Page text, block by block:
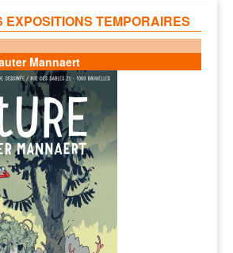
EXPOSITIONS TEMPORAIRES
Mannaert